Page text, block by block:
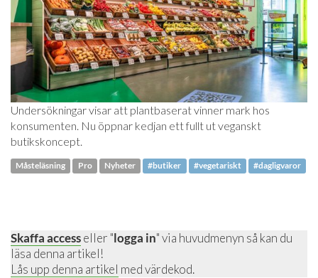
Undersökningar visar att plantbaserat vinner mark hos
konsumenten. Nu öppnar kedjan ett fullt ut veganskt
butikskoncept.
Måsteläsning Pro Nyheter #butiker #vegetariskt #dagligvaror
Skaffa accesseller "logga in" via huvudmenyn så kan du
läsa denna artikel!
Lås upp denna artikel med värdekod.